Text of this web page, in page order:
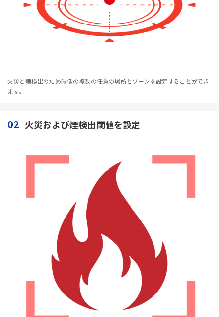
火災と煙検出のため映像の複数の任意の場所とゾーンを設定することができ
ます。
02 火災および煙検出閾値を設定